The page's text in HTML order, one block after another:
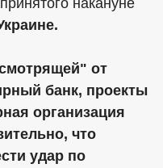
от
банк, проекты
организация
что
удар по